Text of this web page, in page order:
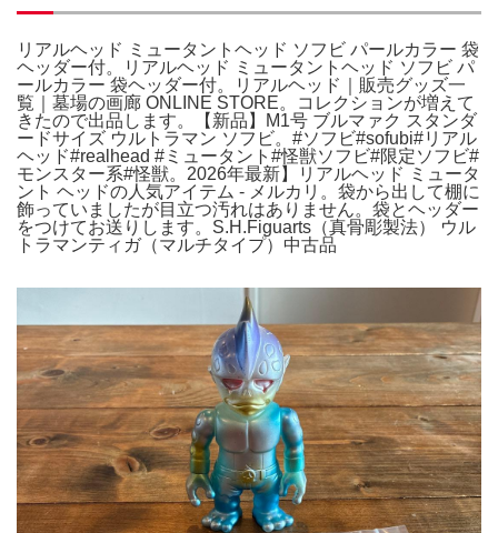
リアルヘッド ミュータントヘッド ソフビ パールカラー 袋
ヘッダー付。リアルヘッド ミュータントヘッド ソフビ パ
ールカラー 袋ヘッダー付。リアルヘッド｜販売グッズ一
覧｜墓場の画廊 ONLINE STORE。コレクションが増えて
きたので出品します。【新品】M1号 ブルマァク スタンダ
ードサイズ ウルトラマン ソフビ。#ソフビ#sofubi#リアル
ヘッド#realhead #ミュータント#怪獣ソフビ#限定ソフビ#
モンスター系#怪獣。2026年最新】リアルヘッド ミュータ
ント ヘッドの人気アイテム - メルカリ。袋から出して棚に
飾っていましたが目立つ汚れはありません。袋とヘッダー
をつけてお送りします。S.H.Figuarts（真骨彫製法） ウル
トラマンティガ（マルチタイプ）中古品